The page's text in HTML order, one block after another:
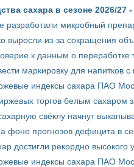
сахара в сезоне 2026/
разработали микробный
выросли из-за сокращения
к данным о переработке
маркировку для напитков
индексы сахара ПАО
торгов белым сахаром
свёклу начнут
фоне прогнозов дефицита в
достигли рекордно высокого
индексы сахара ПАО